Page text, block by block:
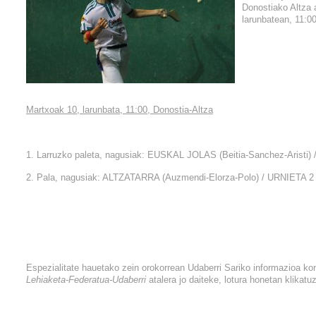
Donostiako Altza
larunbatean,
Martxoak 10, larunbata, 11:00, Donostia-Altza
1. Larruzko paleta, nagusiak: EUSKAL JOLAS (Beitia-Sanchez-Aristi)
2. Pala, nagusiak: ALTZATARRA (Auzmendi-Elorza-Polo) / URNIETA 2
Espezialitate hauetako zein orokorrean Udaberri Sariko informazioa
Lehiaketa-Federatua-Udaberri atalera jo daiteke, lotura honetan